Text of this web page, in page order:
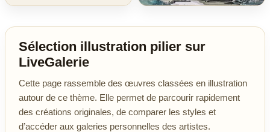
Sélection illustration pilier sur
LiveGalerie
Cette page rassemble des œuvres classées en illustration
autour de ce thème. Elle permet de parcourir rapidement
des créations originales, de comparer les styles et
d’accéder aux galeries personnelles des artistes.